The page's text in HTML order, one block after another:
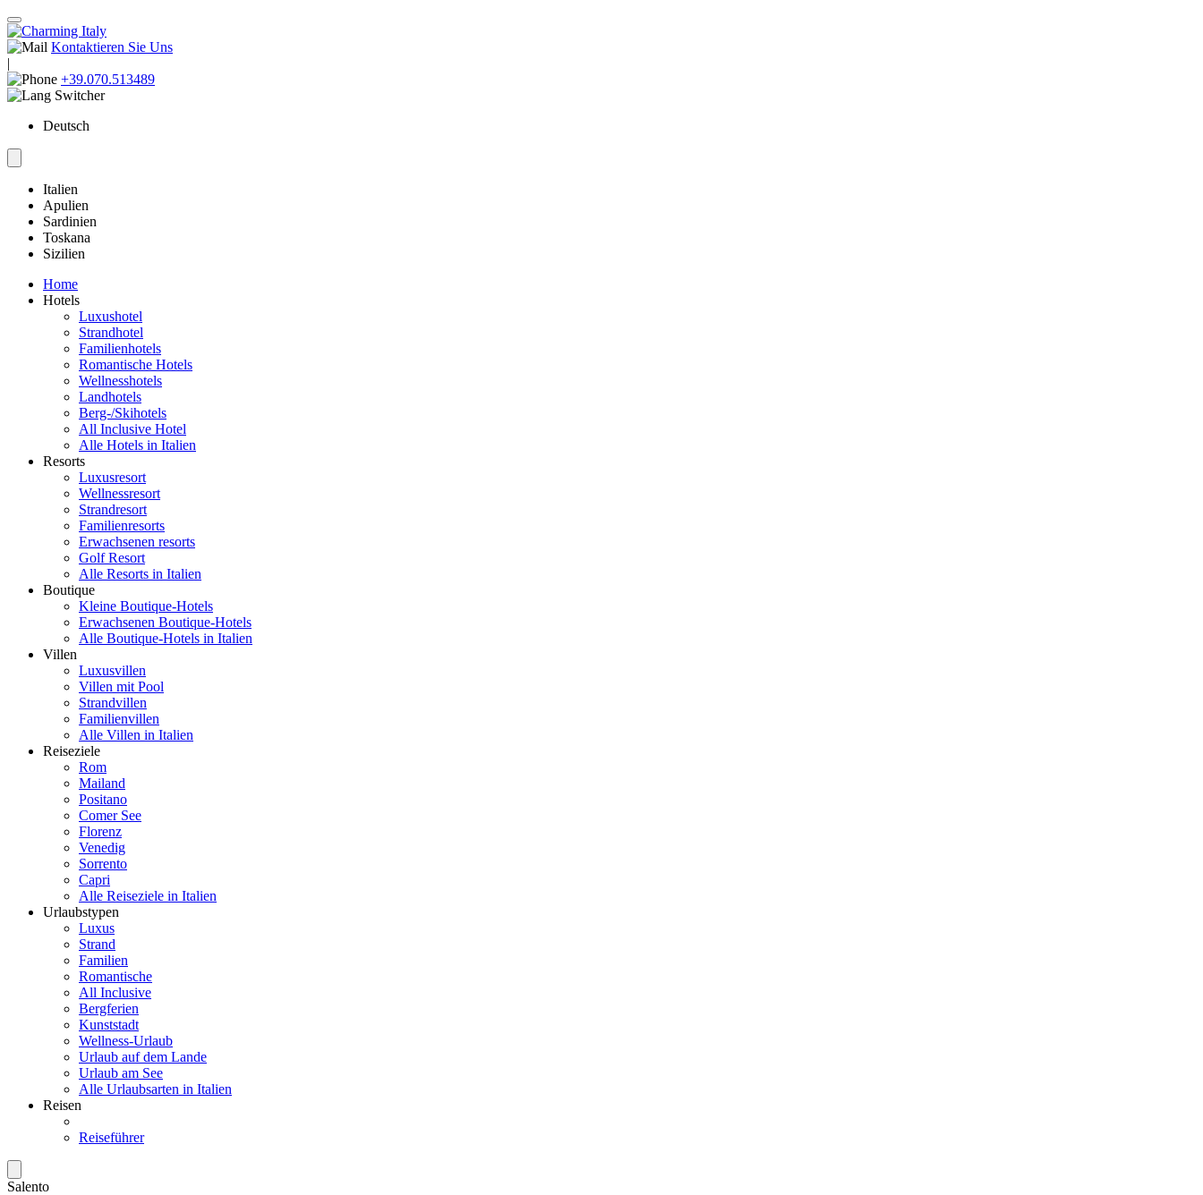
Kontaktieren Sie Uns
|
+39.070.513489
Deutsch
Italien
Apulien
Sardinien
Toskana
Sizilien
Home
Hotels
Luxushotel
Strandhotel
Familienhotels
Romantische Hotels
Wellnesshotels
Landhotels
Berg-/Skihotels
All Inclusive Hotel
Alle Hotels in Italien
Resorts
Luxusresort
Wellnessresort
Strandresort
Familienresorts
Erwachsenen resorts
Golf Resort
Alle Resorts in Italien
Boutique
Kleine Boutique-Hotels
Erwachsenen Boutique-Hotels
Alle Boutique-Hotels in Italien
Villen
Luxusvillen
Villen mit Pool
Strandvillen
Familienvillen
Alle Villen in Italien
Reiseziele
Rom
Mailand
Positano
Comer See
Florenz
Venedig
Sorrento
Capri
Alle Reiseziele in Italien
Urlaubstypen
Luxus
Strand
Familien
Romantische
All Inclusive
Bergferien
Kunststadt
Wellness-Urlaub
Urlaub auf dem Lande
Urlaub am See
Alle Urlaubsarten in Italien
Reisen
Reiseführer
Salento